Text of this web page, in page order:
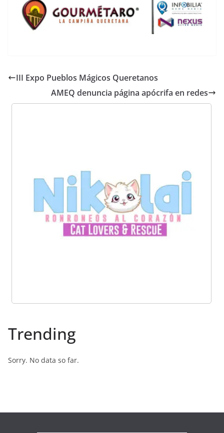
III Expo Pueblos Mágicos Queretanos
AMEQ denuncia página apócrifa en redes
Trending
Sorry. No data so far.